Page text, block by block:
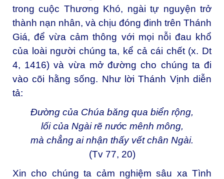
trong cuộc Thương Khó, ngài tự nguyện trở
thành nạn nhân, và chịu đóng đinh trên Thánh
Giá, để vừa cảm thông với mọi nỗi đau khổ
của loài người chúng ta, kể cả cái chết (x. Dt
4, 1416) và vừa mở đường cho chúng ta đi
vào cõi hằng sống. Như lời Thánh Vịnh diễn
tả:
Đường của Chúa băng qua biển rộng,
lối của Ngài rẽ nước mênh mông,
mà chẳng ai nhận thấy vết chân Ngài.
(Tv 77, 20)
Xin cho chúng ta cảm nghiệm sâu xa Tình